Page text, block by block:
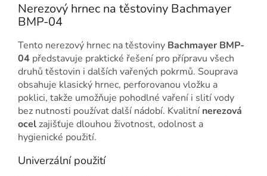
Nerezový hrnec na těstoviny Bachmayer
BMP-04
Tento nerezový hrnec na těstoviny Bachmayer BMP-
04 představuje praktické řešení pro přípravu všech
druhů těstovin i dalších vařených pokrmů. Souprava
obsahuje klasický hrnec, perforovanou vložku a
poklici, takže umožňuje pohodlné vaření i slití vody
bez nutnosti používat další nádobí. Kvalitní nerezová
ocel zajišťuje dlouhou životnost, odolnost a
hygienické použití.
Univerzální použití